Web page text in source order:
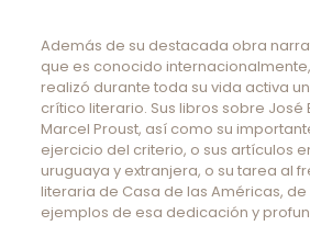
Además de su destacada obra
que es conocido
realizó durante toda su vida activa
crítico literario. Sus libros sobre José
Marcel Proust, así como su
ejercicio del criterio, o sus artículos
uruguaya y extranjera, o su tarea al
literaria de Casa de las Américas, de
ejemplos de esa dedicación y